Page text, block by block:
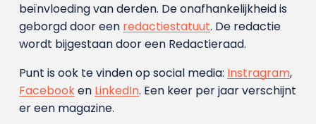
beïnvloeding van derden. De onafhankelijkheid is
geborgd door een redactiestatuut. De redactie
wordt bijgestaan door een Redactieraad.
Punt is ook te vinden op social media: Instragram,
Facebooken LinkedIn. Een keer per jaar verschijnt
er een magazine.